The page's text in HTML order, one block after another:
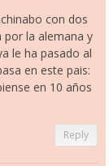
con dos
por la alemana y
le ha pasado al
en este pais:
en 10 años
Reply